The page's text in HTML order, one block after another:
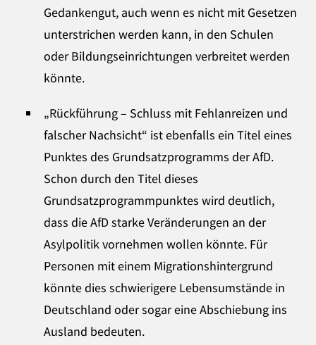
Gedankengut, auch wenn es nicht mit Gesetzen
unterstrichen werden kann, in den Schulen
oder Bildungseinrichtungen verbreitet werden
könnte.
„Rückführung – Schluss mit Fehlanreizen und
falscher Nachsicht“ ist ebenfalls ein Titel eines
Punktes des Grundsatzprogramms der AfD.
Schon durch den Titel dieses
Grundsatzprogrammpunktes wird deutlich,
dass die AfD starke Veränderungen an der
Asylpolitik vornehmen wollen könnte. Für
Personen mit einem Migrationshintergrund
könnte dies schwierigere Lebensumstände in
Deutschland oder sogar eine Abschiebung ins
Ausland bedeuten.